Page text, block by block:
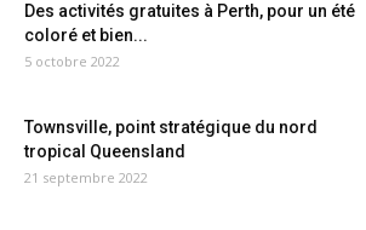
Des activités gratuites à Perth, pour un été
coloré et bien...
5 octobre 2022
Townsville, point stratégique du nord
tropical Queensland
21 septembre 2022